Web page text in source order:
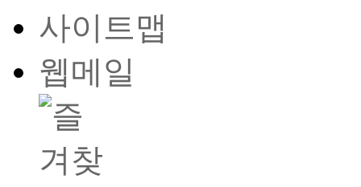
사이트맵
웹메일